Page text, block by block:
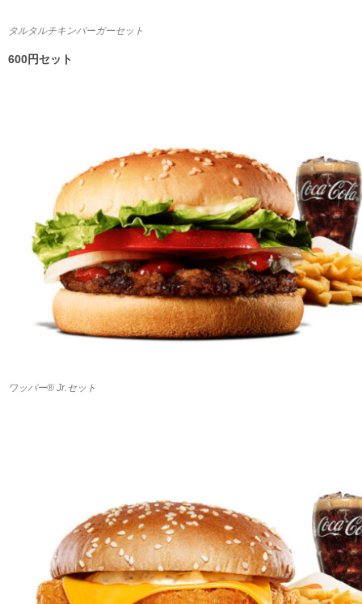
タルタルチキンバーガーセット
600円セット
ワッパー® Jr.セット